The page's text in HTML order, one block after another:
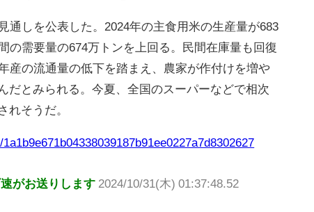
通しを公表した。2024年の主食用米の生産量が683
の需要量の674万トンを上回る。民間在庫量も回復
産の流通量の低下を踏まえ、農家が作付けを増や
だとみられる。今夏、全国のスーパーなどで相次
れそうだ。
がお送りします 2024/10/31(木) 01:37:48.52